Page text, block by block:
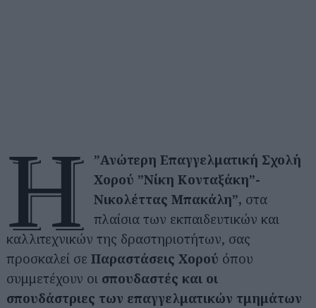
Η
”Ανώτερη Επαγγελματική Σχολή
Χορού ”Νίκη Κονταξάκη”-
Νικολέττας Μπακάλη”, στα
πλαίσια των εκπαιδευτικών και
καλλιτεχνικών της δραστηριοτήτων, σας
προσκαλεί σε Παραστάσεις Χορού όπου
συμμετέχουν οι σπουδαστές και οι
σπουδάστριες των επαγγελματικών τμημάτων